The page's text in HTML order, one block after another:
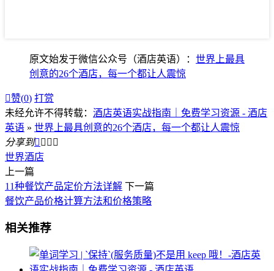
原文始发于微信公众号（酒店英语）： 世界上最具
创意的26个酒店，每一个都让人震惊
赞(0) 打赏
未经允许不得转载： 酒店英语实战指南｜免费学习资源 - 酒店
英语 » 世界上最具创意的26个酒店，每一个都让人震惊
分享到   
世界酒店
上一篇
11种餐饮产品定价方法详解 下一篇
餐饮产品价格计算方法和价格策略
相关推荐